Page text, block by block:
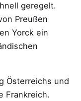
geregelt.
Preußen
Yorck ein
Österreichs und
Frankreich.